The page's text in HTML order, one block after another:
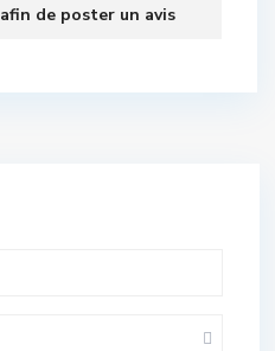
afin de poster un avis